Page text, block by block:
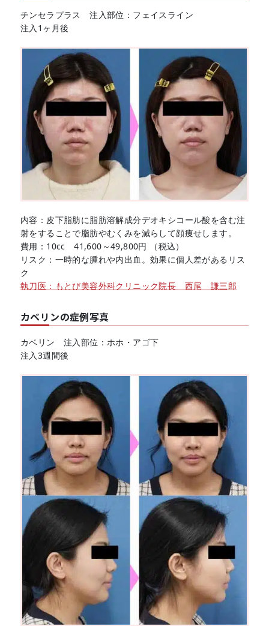
チンセラプラス 注入部位：フェイスライン
注入1ヶ月後
内容：皮下脂肪に脂肪溶解成分デオキシコール酸を含む注
射をすることで脂肪やむくみを減らして顔痩せします。
費用：10cc 41,600～49,800円 （税込）
リスク：一時的な腫れや内出血。効果に個人差があるリス
ク
執刀医：もとび美容外科クリニック院長 西尾 謙三郎
カベリンの症例写真
カベリン 注入部位：ホホ・アゴ下
注入3週間後